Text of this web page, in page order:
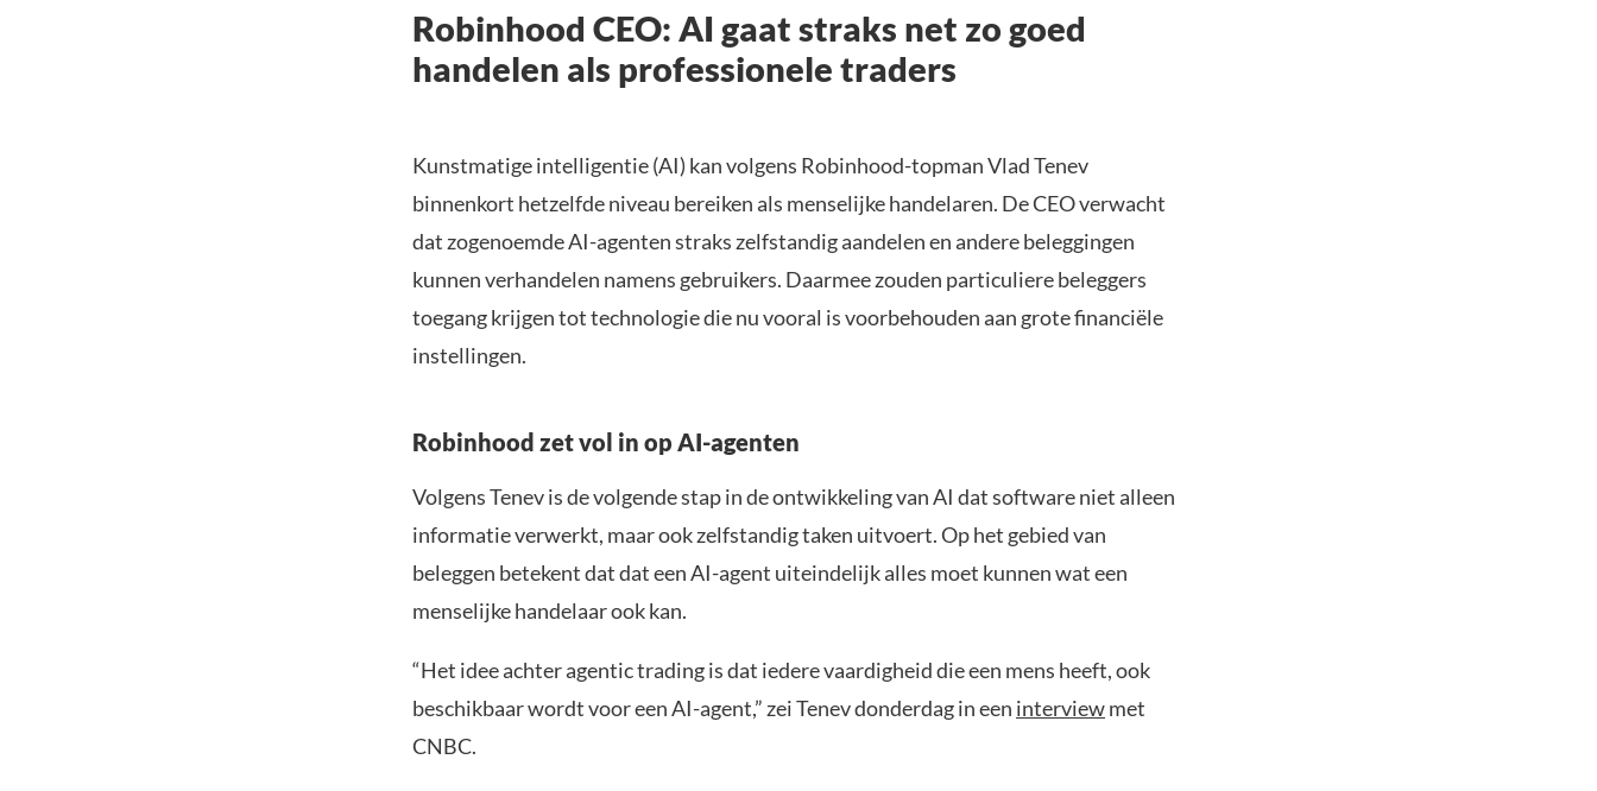
Robinhood CEO: AI gaat straks net zo goed
handelen als professionele traders
Kunstmatige intelligentie (AI) kan volgens Robinhood-topman Vlad Tenev
binnenkort hetzelfde niveau bereiken als menselijke handelaren. De CEO verwacht
dat zogenoemde AI-agenten straks zelfstandig aandelen en andere beleggingen
kunnen verhandelen namens gebruikers. Daarmee zouden particuliere beleggers
toegang krijgen tot technologie die nu vooral is voorbehouden aan grote financiële
instellingen.
Robinhood zet vol in op AI-agenten
Volgens Tenev is de volgende stap in de ontwikkeling van AI dat software niet alleen
informatie verwerkt, maar ook zelfstandig taken uitvoert. Op het gebied van
beleggen betekent dat dat een AI-agent uiteindelijk alles moet kunnen wat een
menselijke handelaar ook kan.
“Het idee achter agentic trading is dat iedere vaardigheid die een mens heeft, ook
beschikbaar wordt voor een AI-agent,” zei Tenev donderdag in een interviewmet
CNBC.